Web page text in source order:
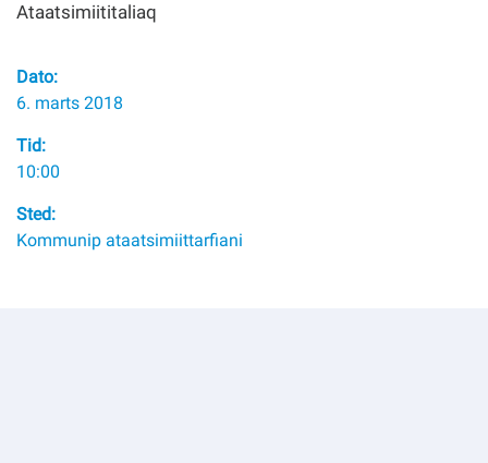
Pilersaarutinut isaavik
Ataatsimiititaliaq
Dato:
6. marts 2018
Tid:
10:00
Sted:
Kommunip ataatsimiittarfiani